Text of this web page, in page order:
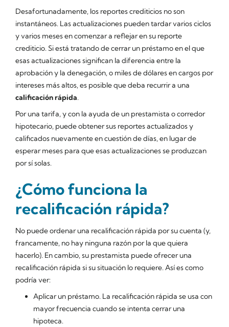
Desafortunadamente, los reportes crediticios no son
instantáneos. Las actualizaciones pueden tardar varios ciclos
y varios meses en comenzar a reflejar en su reporte
crediticio. Si está tratando de cerrar un préstamo en el que
esas actualizaciones significan la diferencia entre la
aprobación y la denegación, o miles de dólares en cargos por
intereses más altos, es posible que deba recurrir a una
calificación rápida.
Por una tarifa, y con la ayuda de un prestamista o corredor
hipotecario, puede obtener sus reportes actualizados y
calificados nuevamente en cuestión de días, en lugar de
esperar meses para que esas actualizaciones se produzcan
por sí solas.
¿Cómo funciona la
recalificación rápida?
No puede ordenar una recalificación rápida por su cuenta (y,
francamente, no hay ninguna razón por la que quiera
hacerlo). En cambio, su prestamista puede ofrecer una
recalificación rápida si su situación lo requiere. Así es como
podría ver:
Aplicar un préstamo. La recalificación rápida se usa con
mayor frecuencia cuando se intenta cerrar una
hipoteca.